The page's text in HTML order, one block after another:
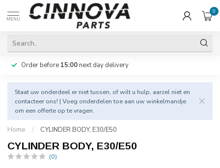
MENU
0
Order before 15:00next day delivery
Staat uw onderdeel er niet tussen, of wilt u hulp, aarzel niet en
contacteer ons! | Voeg onderdelen toe aan uw winkelmandje
om een offerte op te vragen.
Home / CYLINDER BODY, E30/E50
CYLINDER BODY, E30/E50
(0)